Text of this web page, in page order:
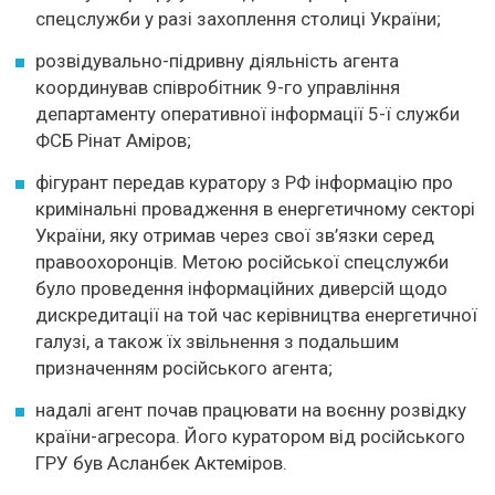
спецслужби у разі захоплення столиці України;
розвідувально-підривну діяльність агента
координував співробітник 9-го управління
департаменту оперативної інформації 5-ї служби
ФСБ Рінат Аміров;
фігурант передав куратору з РФ інформацію про
кримінальні провадження в енергетичному секторі
України, яку отримав через свої зв’язки серед
правоохоронців. Метою російської спецслужби
було проведення інформаційних диверсій щодо
дискредитації на той час керівництва енергетичної
галузі, а також їх звільнення з подальшим
призначенням російського агента;
надалі агент почав працювати на воєнну розвідку
країни-агресора. Його куратором від російського
ГРУ був Асланбек Актеміров.